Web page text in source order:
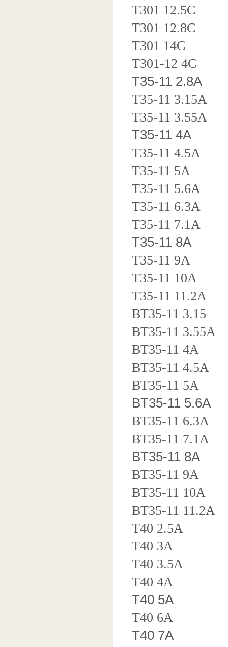
T301 12.5C
T301 12.8C
T301 14C
T301-12 4C
T35-11 2.8A
T35-11 3.15A
T35-11 3.55A
T35-11 4A
T35-11 4.5A
T35-11 5A
T35-11 5.6A
T35-11 6.3A
T35-11 7.1A
T35-11 8A
T35-11 9A
T35-11 10A
T35-11 11.2A
BT35-11 3.15
BT35-11 3.55A
BT35-11 4A
BT35-11 4.5A
BT35-11 5A
BT35-11 5.6A
BT35-11 6.3A
BT35-11 7.1A
BT35-11 8A
BT35-11 9A
BT35-11 10A
BT35-11 11.2A
T40 2.5A
T40 3A
T40 3.5A
T40 4A
T40 5A
T40 6A
T40 7A